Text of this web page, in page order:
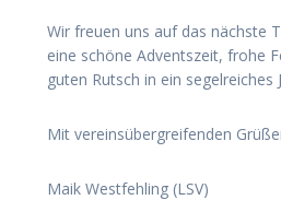
Wir freuen uns auf das nächste
eine schöne Adventszeit, frohe
guten Rutsch in ein segelreiches
Mit vereinsübergreifenden
Maik Westfehling (LSV)